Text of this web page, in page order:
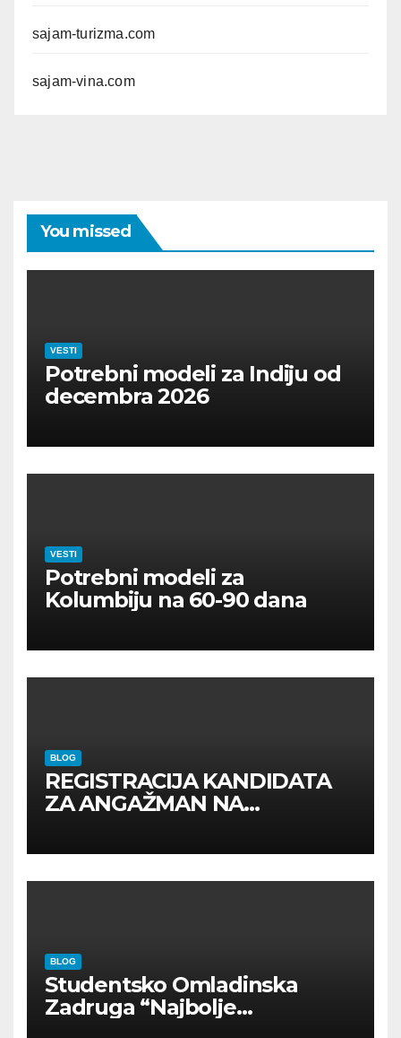
sajam-turizma.com
sajam-vina.com
You missed
VESTI
Potrebni modeli za Indiju od
decembra 2026
VESTI
Potrebni modeli za
Kolumbiju na 60-90 dana
BLOG
REGISTRACIJA KANDIDATA
ZA ANGAŽMAN NA
BLOG
Studentsko Omladinska
Zadruga “Najbolje